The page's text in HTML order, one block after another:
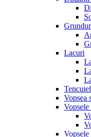
Lacuri
Vopsea